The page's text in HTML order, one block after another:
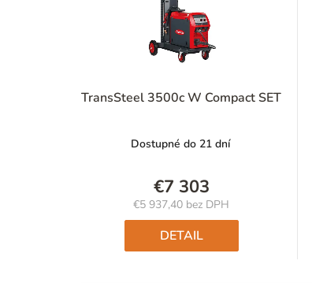
TransSteel 3500c W Compact SET
Dostupné do 21 dní
€7 303
€5 937,40 bez DPH
Jednotková
cena:
DETAIL